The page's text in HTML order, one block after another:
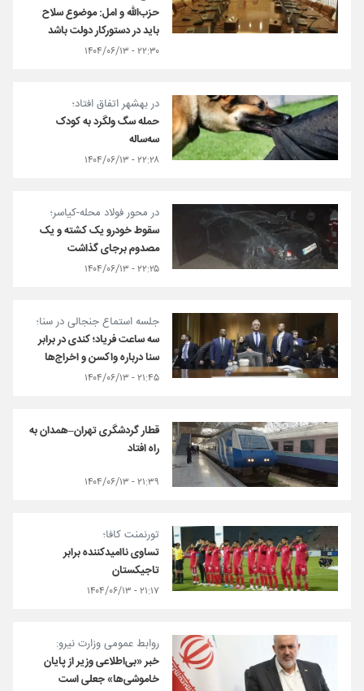
حزب‌الله و امل: موضوع سلاح
باید در دستورکار دولت باشد
۲۲:۳۰ - ۱۴۰۴/۰۶/۱۳
در بهشهر اتفاق افتاد؛
حمله سگ ولگرد به کودک
سه‌ساله
۲۲:۲۸ - ۱۴۰۴/۰۶/۱۳
در محور فولاد محله-کیاسر؛
سقوط خودرو یک کشته و یک
مصدوم برجای گذاشت
۲۲:۲۵ - ۱۴۰۴/۰۶/۱۳
جلسه استماع جنجالی در سنا؛
سه ساعت فریاد؛ کندی در برابر
سنا درباره واکسن و اخراج‌ها
۲۱:۴۵ - ۱۴۰۴/۰۶/۱۳
قطار گردشگری تهران–همدان به
راه افتاد
۲۱:۳۹ - ۱۴۰۴/۰۶/۱۳
تورنمنت کافا؛
تساوی ناامیدکننده برابر
تاجیکستان
۲۱:۱۷ - ۱۴۰۴/۰۶/۱۳
روابط عمومی وزارت نیرو:
خبر «بی‌اطلاعی وزیر از پایان
خاموشی‌ها» جعلی است